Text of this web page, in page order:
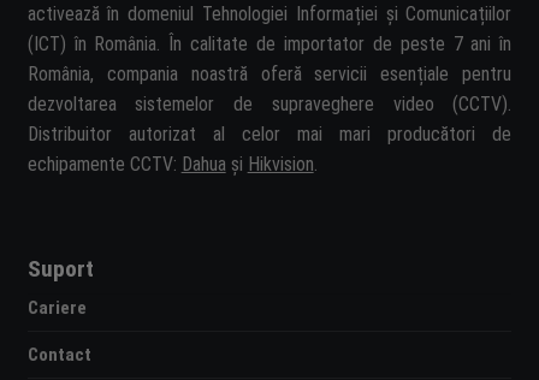
activează în domeniul Tehnologiei Informației și Comunicațiilor
(ICT) în România. În calitate de importator de peste 7 ani în
România, compania noastră oferă servicii esențiale pentru
dezvoltarea sistemelor de supraveghere video (CCTV).
Distribuitor autorizat al celor mai mari producători de
echipamente CCTV: Dahua și Hikvision.
Suport
Cariere
Contact